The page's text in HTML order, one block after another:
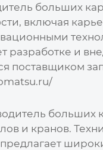
больших
включая
разработке и
поставщиком
больших
и кранов.